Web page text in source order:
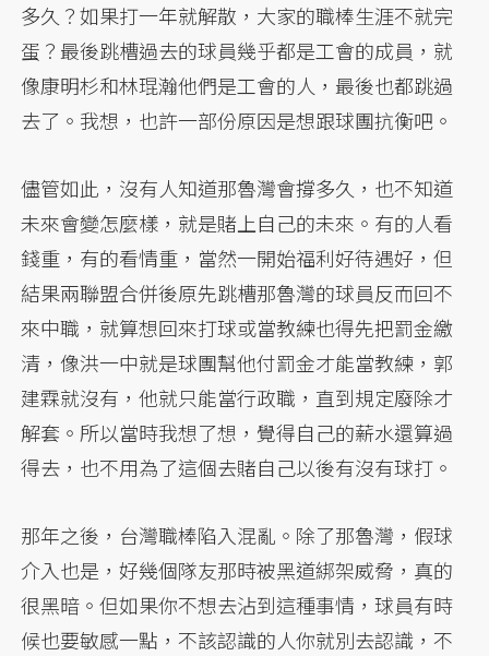
多久？如果打一年就解散，大家的職棒生涯不就完
蛋？最後跳槽過去的球員幾乎都是工會的成員，就
像康明杉和林琨瀚他們是工會的人，最後也都跳過
去了。我想，也許一部份原因是想跟球團抗衡吧。
儘管如此，沒有人知道那魯灣會撐多久，也不知道
未來會變怎麼樣，就是賭上自己的未來。有的人看
錢重，有的看情重，當然一開始福利好待遇好，但
結果兩聯盟合併後原先跳槽那魯灣的球員反而回不
來中職，就算想回來打球或當教練也得先把罰金繳
清，像洪一中就是球團幫他付罰金才能當教練，郭
建霖就沒有，他就只能當行政職，直到規定廢除才
解套。所以當時我想了想，覺得自己的薪水還算過
得去，也不用為了這個去賭自己以後有沒有球打。
那年之後，台灣職棒陷入混亂。除了那魯灣，假球
介入也是，好幾個隊友那時被黑道綁架威脅，真的
很黑暗。但如果你不想去沾到這種事情，球員有時
候也要敏感一點，不該認識的人你就別去認識，不